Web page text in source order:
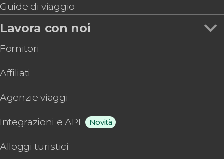
Guide di viaggio
Lavora con noi
Fornitori
Affiliati
Agenzie viaggi
Integrazioni e API Novità
Alloggi turistici